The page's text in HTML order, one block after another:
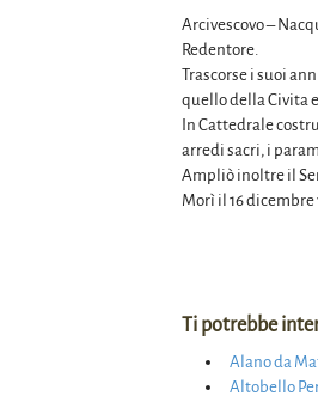
Arcivescovo –
Redentore.
Trascorse i suoi
quello della Civita
In Cattedrale
arredi sacri, i
Ampliò inoltre il
Morì il 16 dicembre
Ti potrebbe
Alano da
Altobello